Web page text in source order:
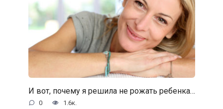
И вот, почему я решила не рожать ребенка…
0 1.6к.